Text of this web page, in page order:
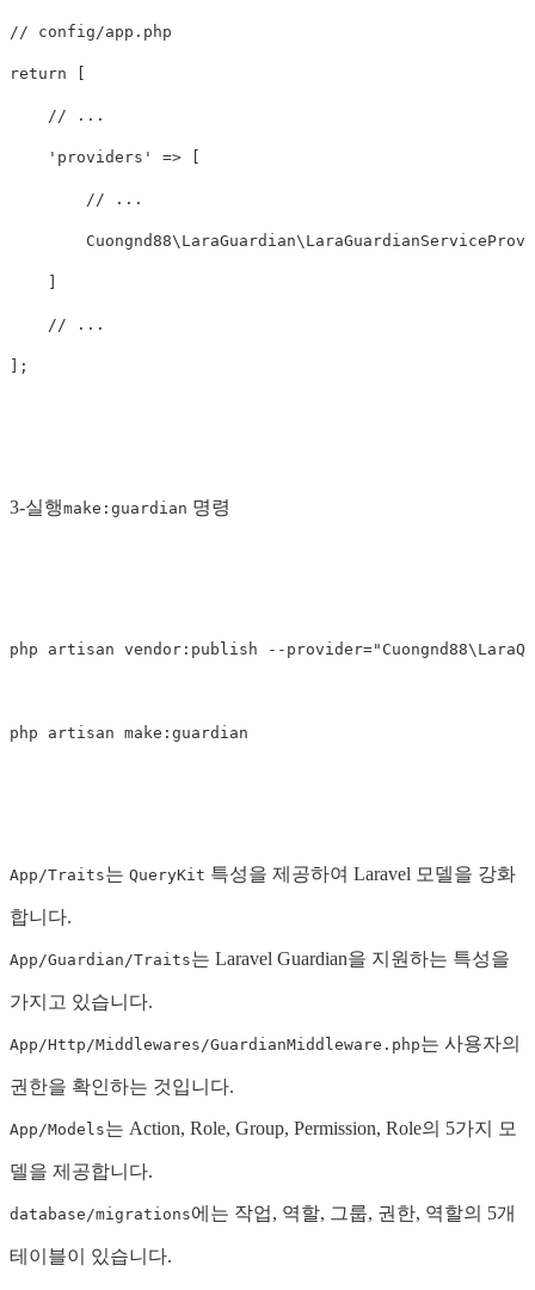
// config/app.php
return
// ...
'providers' =>
// ...
// ...
];
3-실행make:guardian 명령
php artisan vendor : publish -- provider=
php artisan make : guardian
App/Traits는 QueryKit 특성을 제공하여 Laravel 모델을 강화
합니다.
App/Guardian/Traits는 Laravel Guardian을 지원하는 특성을
가지고 있습니다.
App/Http/Middlewares/GuardianMiddleware.php는 사용자의
권한을 확인하는 것입니다.
App/Models는 Action, Role, Group, Permission, Role의 5가지 모
델을 제공합니다.
database/migrations에는 작업, 역할, 그룹, 권한, 역할의 5개
테이블이 있습니다.